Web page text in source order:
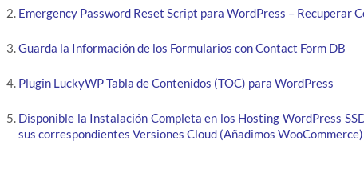
Emergency Password Reset Script para WordPress – Recuperar
Guarda la Información de los Formularios con Contact Form DB
Plugin LuckyWP Tabla de Contenidos (TOC) para WordPress
Disponible la Instalación Completa en los Hosting WordPress
sus correspondientes Versiones Cloud (Añadimos WooCommerce)